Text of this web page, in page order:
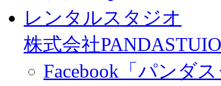
レンタルスタジオ
株式会社
Facebook「パンダ